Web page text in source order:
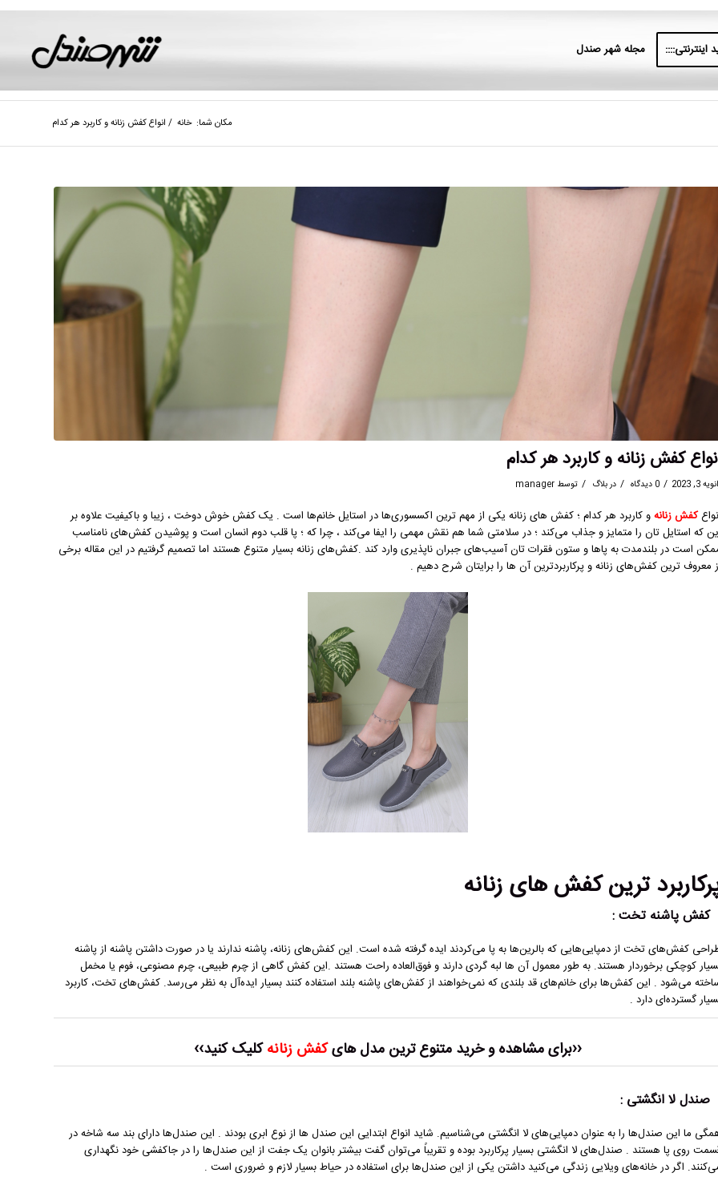
اینترنتی:::: مجله شهر صندل
مکان شما: خانه / انواع کفش زنانه و کاربرد هر کدام
کفش زنانه و کاربرد هر کدام
3, 2023
/ 0 دیدگاه / دربلاگ / توسط manager
کفش زنانهو کاربرد هر کدام ؛ کفش‌ های زنانه یکی از مهم‌ ترین اکسسوری‌ها در استایل خانم‌ها است . یک کفش خوش ‌دوخت ، زیبا و با‌کیفیت علاوه بر
که استایل ‌تان را متمایز و جذاب می‌کند ؛ در سلامتی شما هم نقش مهمی را ایفا می‌کند ، چرا که ؛ پا قلب دوم انسان است و پوشیدن کفش‌های نامناسب
است در بلند‌مدت به پاها و ستون فقرات‌ تان آسیب‌های جبران ‌ناپذیری وارد کند .کفش‌های زنانه بسیار متنوع هستند اما تصمیم گرفتیم در این مقاله برخی
معروف ‌ترین کفش‌های زنانه و پرکاربردترین آن ها را برایتان شرح دهیم .
ترین کفش های زنانه
کفش پاشنه تخت :
کفش‌های تخت از دمپایی‌هایی که بالرین‌ها به پا می‌کردند ایده گرفته شده است. این کفش‌های زنانه، پاشنه ندارند یا در صورت داشتن پاشنه از پاشنه
کوچکی برخوردار هستند. به طور معمول آن ها لبه گردی دارند و فوق‌العاده راحت هستند .این کفش گاهی از چرم طبیعی، چرم مصنوعی، فوم یا مخمل
می‌شود . این کفش‌ها برای خانم‌های قد بلندی که نمی‌خواهند از کفش‌های پاشنه بلند استفاده کنند بسیار ایده‌آل به نظر می‌رسد. کفش‌های تخت، کاربرد
گسترده‌ای دارد .
‹‹برای مشاهده و خرید متنوع ترین مدل هایکفش زنانه کلیک کنید››
صندل لا انگشتی :
ما این صندل‌ها را به عنوان دمپایی‌های لا انگشتی می‌شناسیم. شاید انواع ابتدایی این صندل‌ ها از نوع ابری بودند . این صندل‌ها دارای بند سه شاخه در
روی پا هستند . صندل‌های لا انگشتی بسیار پرکاربرد بوده و تقریباً می‌توان گفت بیشتر بانوان یک جفت از این صندل‌ها را در جاکفشی خود نگهداری
اگر در خانه‌های ویلایی زندگی می‌کنید داشتن یکی از این صندل‌ها برای استفاده در حیاط بسیار لازم و ضروری است .